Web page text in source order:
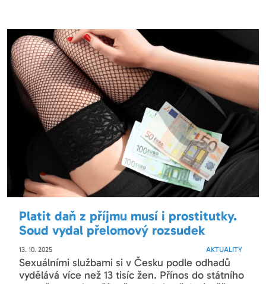
Platit daň z příjmu musí i prostitutky.
Soud vydal přelomový rozsudek
13. 10. 2025 AKTUALITY
Sexuálními službami si v Česku podle odhadů
vydělává více než 13 tisíc žen. Přínos do státního